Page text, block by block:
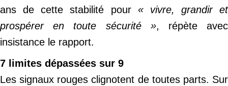
ans de cette stabilité pour « vivre, grandir et
prospérer en toute sécurité », répète avec
insistance le rapport.
7 limites dépassées sur 9
Les signaux rouges clignotent de toutes parts. Sur